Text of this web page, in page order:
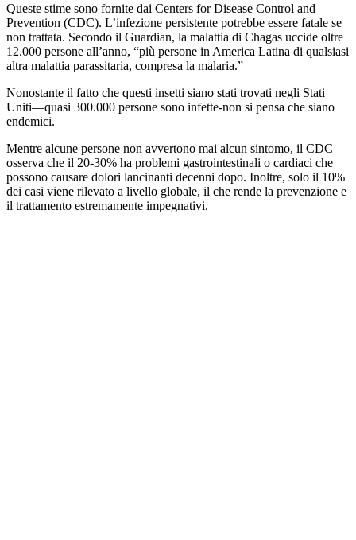
Queste stime sono fornite dai Centers for Disease Control and
Prevention (CDC). L’infezione persistente potrebbe essere fatale se
non trattata. Secondo il Guardian, la malattia di Chagas uccide oltre
12.000 persone all’anno, “più persone in America Latina di qualsiasi
altra malattia parassitaria, compresa la malaria.”
Nonostante il fatto che questi insetti siano stati trovati negli Stati
Uniti—quasi 300.000 persone sono infette-non si pensa che siano
endemici.
Mentre alcune persone non avvertono mai alcun sintomo, il CDC
osserva che il 20-30% ha problemi gastrointestinali o cardiaci che
possono causare dolori lancinanti decenni dopo. Inoltre, solo il 10%
dei casi viene rilevato a livello globale, il che rende la prevenzione e
il trattamento estremamente impegnativi.